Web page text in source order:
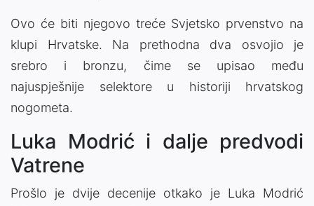
Ovo će biti njegovo treće Svjetsko prvenstvo na
klupi Hrvatske. Na prethodna dva osvojio je
srebro i bronzu, čime se upisao među
najuspješnije selektore u historiji hrvatskog
nogometa.
Luka Modrić i dalje predvodi
Vatrene
Prošlo je dvije decenije otkako je Luka Modrić